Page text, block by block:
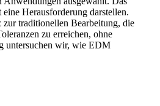
Herausforderung darstellen.
traditionellen Bearbeitung, die
zu erreichen, ohne
untersuchen wir, wie EDM